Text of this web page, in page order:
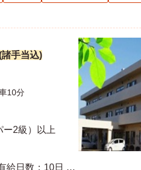
手当込)
10分
ー2級）以上